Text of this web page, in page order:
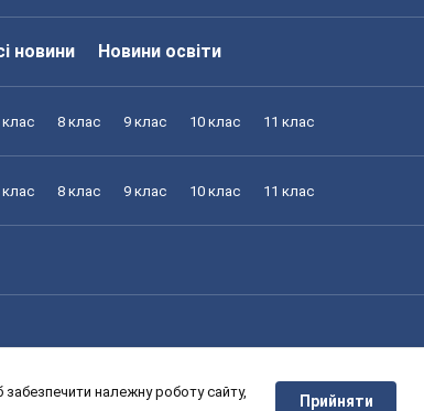
новини Новини освіти
клас 8 клас 9 клас 10 клас 11 клас
клас 8 клас 9 клас 10 клас 11 клас
клас 8 клас 9 клас 10 клас 11 клас
належну роботу сайту,
Прийняти